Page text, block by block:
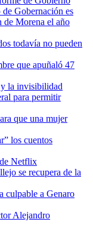
Gobernación es
de Morena el año
todavía no pueden
que apuñaló 47
la invisibilidad
para permitir
que una mujer
los cuentos
Netflix
se recupera de la
culpable a Genaro
Alejandro